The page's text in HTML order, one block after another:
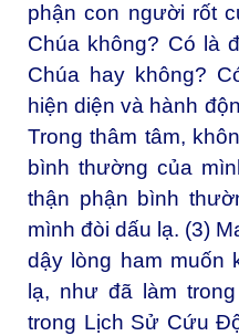
phận con người rốt
Chúa không? Có là
Chúa hay không?
hiện diện và hành
Trong thâm tâm,
bình thường của
thận phận bình
mình đòi dấu lạ. (3)
dậy lòng ham muốn
lạ, như đã làm
trong Lịch Sử Cứu